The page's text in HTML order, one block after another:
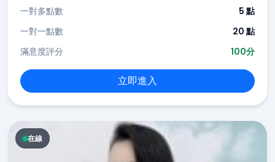
一對多點數
5 點
一對一點數
20 點
滿意度評分
100分
立即進入
在線